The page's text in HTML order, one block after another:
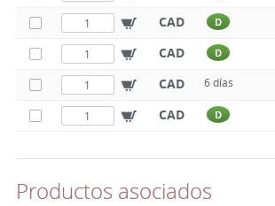
CAD D
CAD D
CAD 6 días
CAD D
Productos asociados